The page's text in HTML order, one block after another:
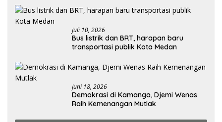
Juli 10, 2026
Bus listrik dan BRT, harapan baru
transportasi publik Kota Medan
Juni 18, 2026
Demokrasi di Kamanga, Djemi Wenas
Raih Kemenangan Mutlak